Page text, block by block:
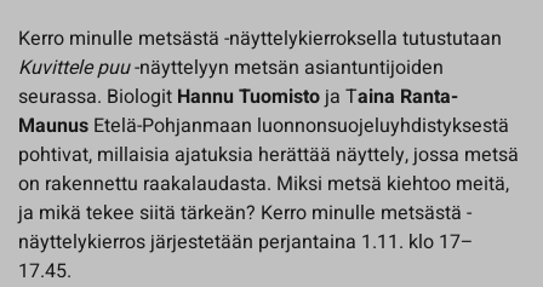
Kerro minulle metsästä -näyttelykierroksella tutustutaan
Kuvittele puu-näyttelyyn metsän asiantuntijoiden
seurassa. Biologit Hannu Tuomisto ja Taina Ranta-
Maunus Etelä-Pohjanmaan luonnonsuojeluyhdistyksestä
pohtivat, millaisia ajatuksia herättää näyttely, jossa metsä
on rakennettu raakalaudasta. Miksi metsä kiehtoo meitä,
ja mikä tekee siitä tärkeän? Kerro minulle metsästä -
näyttelykierros järjestetään perjantaina 1.11. klo 17–
17.45.